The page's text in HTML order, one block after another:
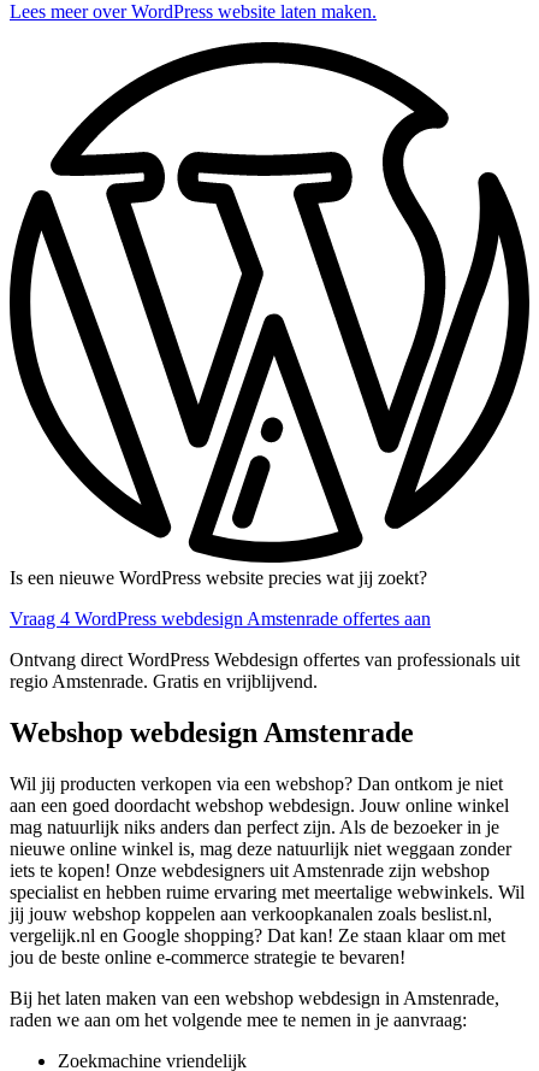
Lees meer over WordPress website laten maken.
Is een nieuwe WordPress website precies wat jij zoekt?
Vraag 4 WordPress webdesign Amstenrade offertes aan
Ontvang direct WordPress Webdesign offertes van professionals uit
regio Amstenrade. Gratis en vrijblijvend.
Webshop webdesign Amstenrade
Wil jij producten verkopen via een webshop? Dan ontkom je niet
aan een goed doordacht webshop webdesign. Jouw online winkel
mag natuurlijk niks anders dan perfect zijn. Als de bezoeker in je
nieuwe online winkel is, mag deze natuurlijk niet weggaan zonder
iets te kopen! Onze webdesigners uit Amstenrade zijn webshop
specialist en hebben ruime ervaring met meertalige webwinkels. Wil
jij jouw webshop koppelen aan verkoopkanalen zoals beslist.nl,
vergelijk.nl en Google shopping? Dat kan! Ze staan klaar om met
jou de beste online e-commerce strategie te bevaren!
Bij het laten maken van een webshop webdesign in Amstenrade,
raden we aan om het volgende mee te nemen in je aanvraag:
Zoekmachine vriendelijk